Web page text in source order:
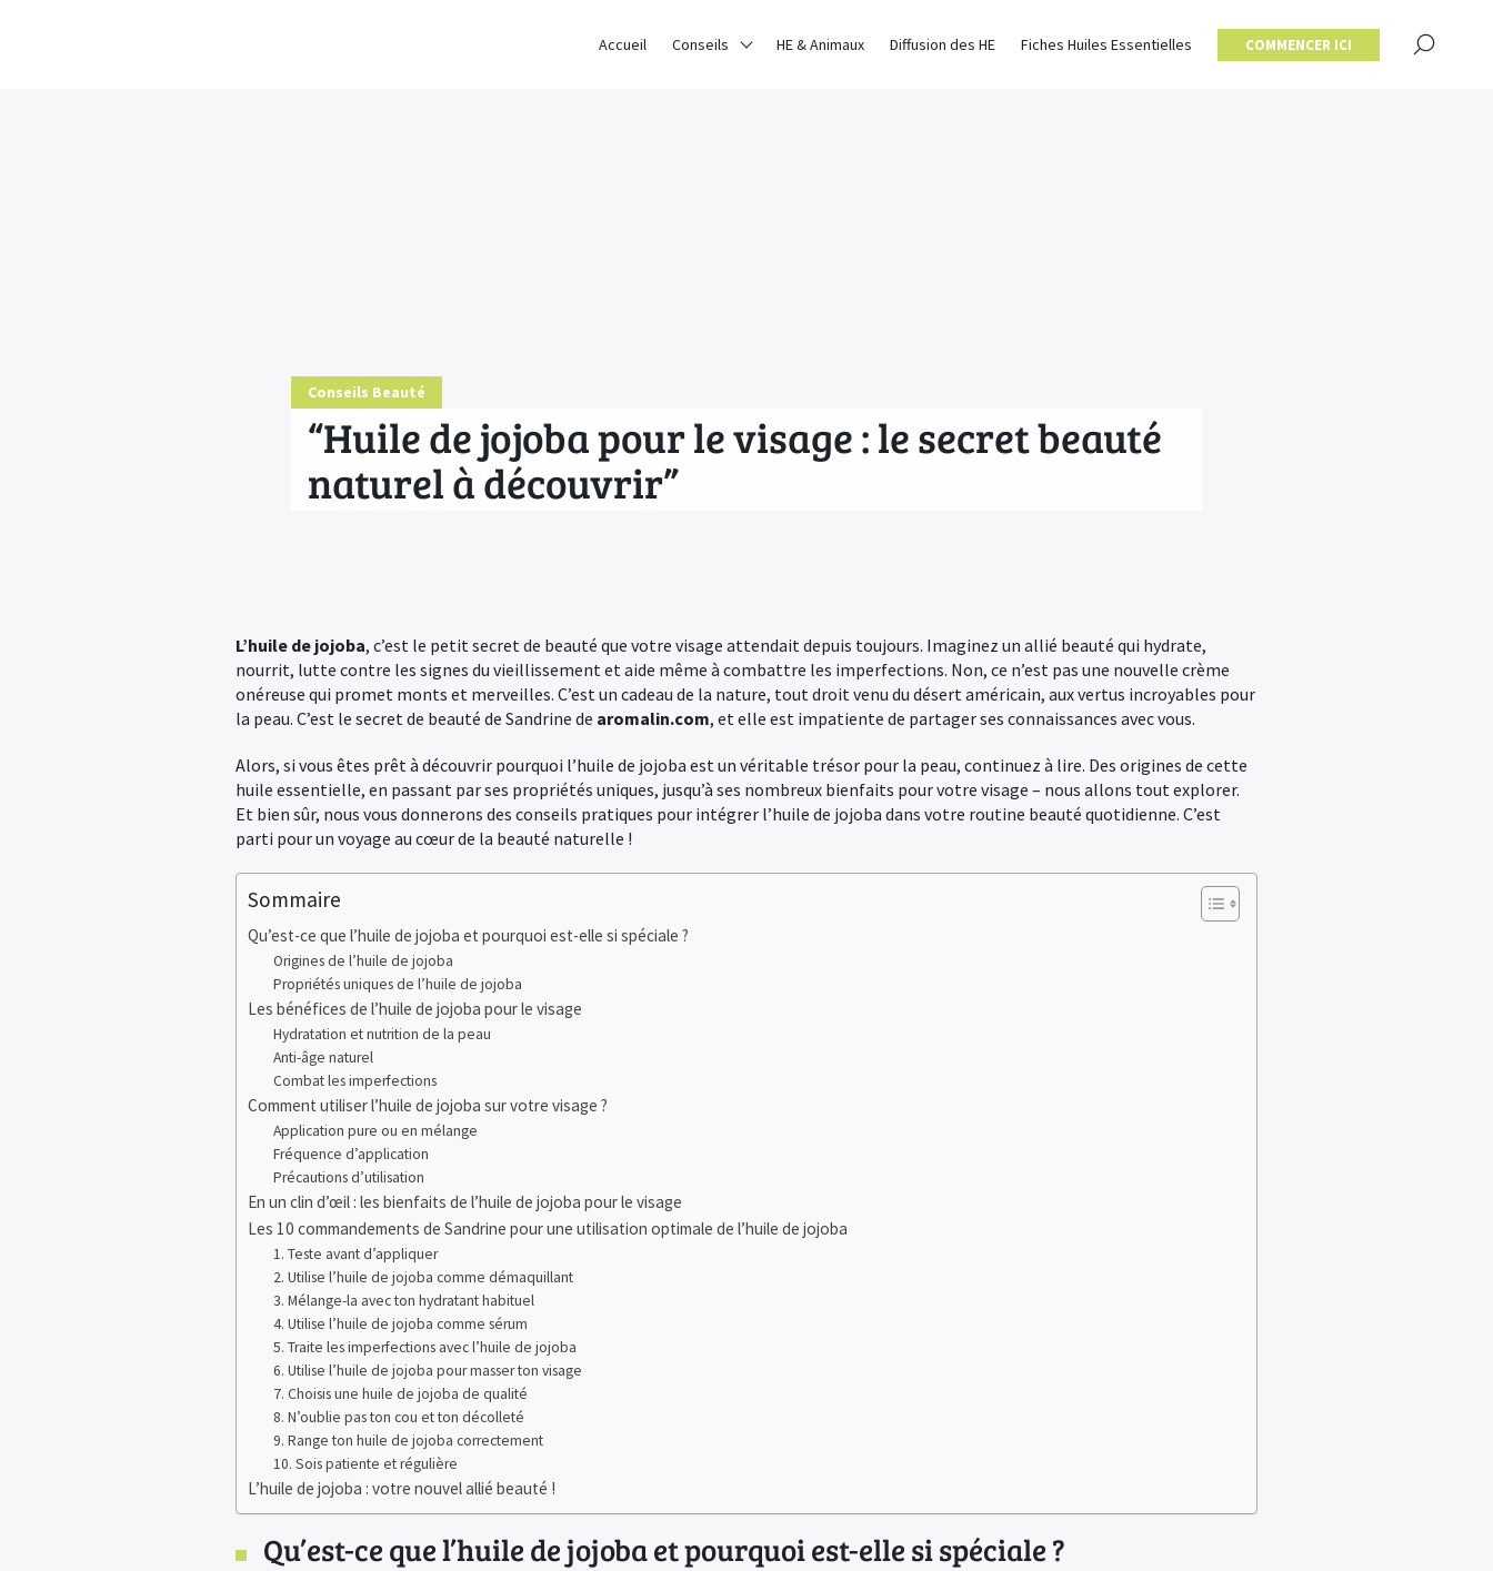
Conseils Beauté
“Huile de jojoba pour le visage : le secret beauté
naturel à découvrir”
L’huile de jojoba, c’est le petit secret de beauté que votre visage attendait depuis toujours. Imaginez un allié beauté qui hydrate,
nourrit, lutte contre les signes du vieillissement et aide même à combattre les imperfections. Non, ce n’est pas une nouvelle crème
onéreuse qui promet monts et merveilles. C’est un cadeau de la nature, tout droit venu du désert américain, aux vertus incroyables pour
la peau. C’est le secret de beauté de Sandrine de aromalin.com, et elle est impatiente de partager ses connaissances avec vous.
Alors, si vous êtes prêt à découvrir pourquoi l’huile de jojoba est un véritable trésor pour la peau, continuez à lire. Des origines de cette
huile essentielle, en passant par ses propriétés uniques, jusqu’à ses nombreux bienfaits pour votre visage – nous allons tout explorer.
Et bien sûr, nous vous donnerons des conseils pratiques pour intégrer l’huile de jojoba dans votre routine beauté quotidienne. C’est
parti pour un voyage au cœur de la beauté naturelle !
Sommaire
Qu’est-ce que l’huile de jojoba et pourquoi est-elle si spéciale ?
Origines de l’huile de jojoba
Propriétés uniques de l’huile de jojoba
Les bénéfices de l’huile de jojoba pour le visage
Hydratation et nutrition de la peau
Anti-âge naturel
Combat les imperfections
Comment utiliser l’huile de jojoba sur votre visage ?
Application pure ou en mélange
Fréquence d’application
Précautions d’utilisation
En un clin d’œil : les bienfaits de l’huile de jojoba pour le visage
Les 10 commandements de Sandrine pour une utilisation optimale de l’huile de jojoba
1. Teste avant d’appliquer
2. Utilise l’huile de jojoba comme démaquillant
3. Mélange-la avec ton hydratant habituel
4. Utilise l’huile de jojoba comme sérum
5. Traite les imperfections avec l’huile de jojoba
6. Utilise l’huile de jojoba pour masser ton visage
7. Choisis une huile de jojoba de qualité
8. N’oublie pas ton cou et ton décolleté
9. Range ton huile de jojoba correctement
10. Sois patiente et régulière
L’huile de jojoba : votre nouvel allié beauté !
Qu’est-ce que l’huile de jojoba et pourquoi est-elle si spéciale ?
Accueil Conseils HE & Animaux Diffusion des HE Fiches Huiles Essentielles COMMENCER ICI
×